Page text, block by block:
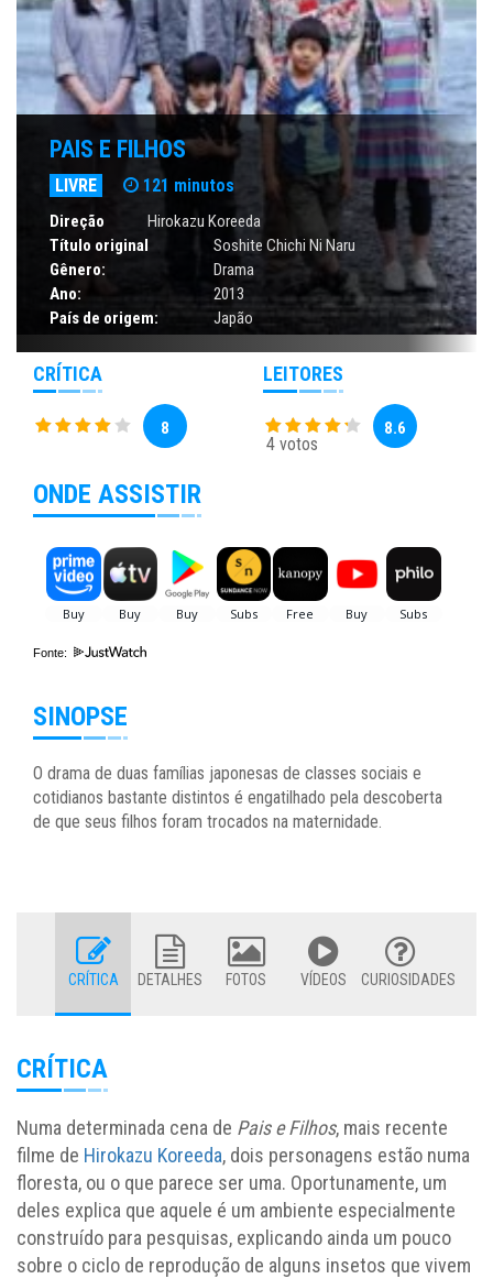
PAIS E FILHOS
LIVRE 121 minutos
Direção
Hirokazu Koreeda
Título original
Soshite Chichi Ni Naru
Gênero:
Drama
Ano:
2013
País de origem:
Japão
CRÍTICA
8
LEITORES
4 votos
8.6
ONDE ASSISTIR
Fonte:
SINOPSE
O drama de duas famílias japonesas de classes sociais e
cotidianos bastante distintos é engatilhado pela descoberta
de que seus filhos foram trocados na maternidade.
CRÍTICA DETALHES FOTOS VÍDEOS CURIOSIDADES
CRÍTICA
Numa determinada cena de Pais e Filhos, mais recente
filme de Hirokazu Koreeda, dois personagens estão numa
floresta, ou o que parece ser uma. Oportunamente, um
deles explica que aquele é um ambiente especialmente
construído para pesquisas, explicando ainda um pouco
sobre o ciclo de reprodução de alguns insetos que vivem